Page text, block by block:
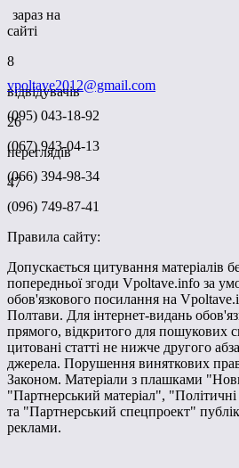
зараз на
сайті
8
відвідувачів
26
переглядів
47
vpoltave2012@gmail.com
(095) 043-18-92
(067) 943-04-13
(066) 394-98-34
(096) 749-87-41
Правила сайту:
Допускається цитування матеріалів
попередньої згоди Vpoltave.info за
обов'язкового посилання на
Полтави. Для інтернет-видань
прямого, відкритого для пошукових
цитовані статті не нижче другого
джерела. Порушення виняткових прав
Законом. Матеріали з плашками
"Партнерський матеріал",
та "Партнерський спецпроект"
реклами.